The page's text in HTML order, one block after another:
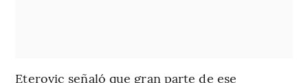
Eterovic señaló que gran parte de ese